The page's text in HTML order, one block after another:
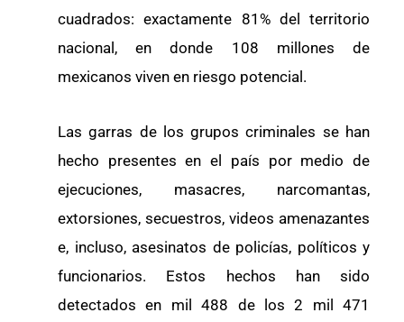
cuadrados: exactamente 81% del territorio
nacional, en donde 108 millones de
mexicanos viven en riesgo potencial.
Las garras de los grupos criminales se han
hecho presentes en el país por medio de
ejecuciones, masacres, narcomantas,
extorsiones, secuestros, videos amenazantes
e, incluso, asesinatos de policías, políticos y
funcionarios. Estos hechos han sido
detectados en mil 488 de los 2 mil 471